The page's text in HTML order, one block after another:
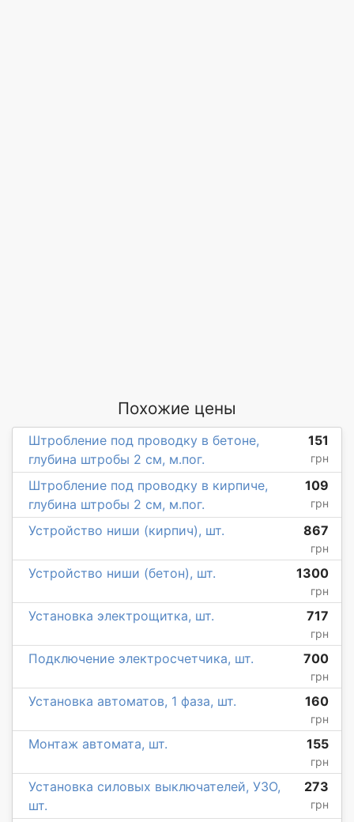
Похожие цены
Штробление под проводку в бетоне,
глубина штробы 2 см, м.пог.
151
грн
Штробление под проводку в кирпиче,
глубина штробы 2 см, м.пог.
109
грн
Устройство ниши (кирпич), шт. 867
грн
Устройство ниши (бетон), шт. 1300
грн
Установка электрощитка, шт. 717
грн
Подключение электросчетчика, шт. 700
грн
Установка автоматов, 1 фаза, шт. 160
грн
Монтаж автомата, шт. 155
грн
Установка силовых выключателей, УЗО,
шт.
273
грн